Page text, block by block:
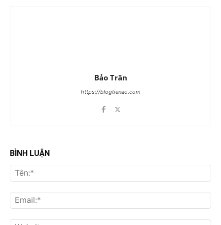
Bảo Trân
https://blogtienao.com
BÌNH LUẬN